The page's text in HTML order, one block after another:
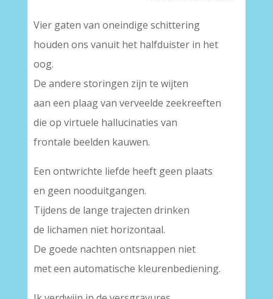
Vier gaten van oneindige schittering
houden ons vanuit het halfduister in het
oog.
De andere storingen zijn te wijten
aan een plaag van verveelde zeekreeften
die op virtuele hallucinaties van
frontale beelden kauwen.
Een ontwrichte liefde heeft geen plaats
en geen nooduitgangen.
Tijdens de lange trajecten drinken
de lichamen niet horizontaal.
De goede nachten ontsnappen niet
met een automatische kleurenbediening.